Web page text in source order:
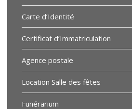
Carte d’Identité
Certificat d’Immatriculation
Agence postale
Location Salle des fêtes
Funérarium